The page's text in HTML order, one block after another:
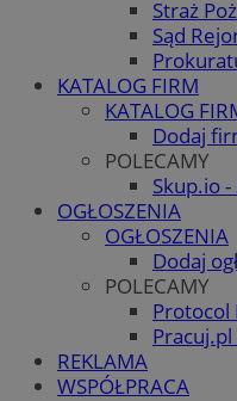
Straż
Sąd
KATALOG FIRM
KATALOG
Dodaj
POLECAMY
Skup.io
OGŁOSZENIA
OGŁOSZENIA
Dodaj
POLECAMY
Protocol
REKLAMA
WSPÓŁPRACA